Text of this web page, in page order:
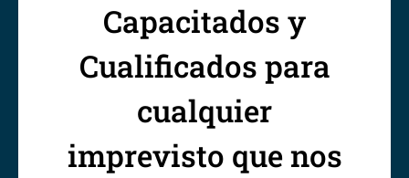
Capacitados y
Cualificados para
cualquier
imprevisto que nos